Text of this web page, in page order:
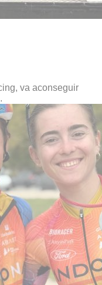
va aconseguir